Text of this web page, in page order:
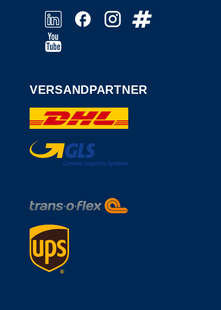
VERSANDPARTNER